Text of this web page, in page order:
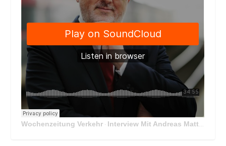
Wochenzeitung Verkehr · Interview Mit Andreas Matthä, CEO der ÖBB Holding